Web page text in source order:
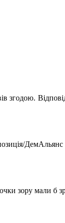
згодою.
зору мали б